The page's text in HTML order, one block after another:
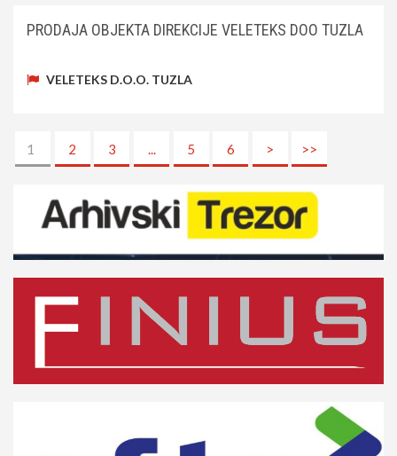
PRODAJA OBJEKTA DIREKCIJE VELETEKS DOO TUZLA
VELETEKS D.O.O. TUZLA
1 2 3 ... 5 6 > >>